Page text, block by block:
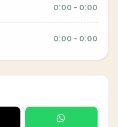
0:00 - 0:00
0:00 - 0:00